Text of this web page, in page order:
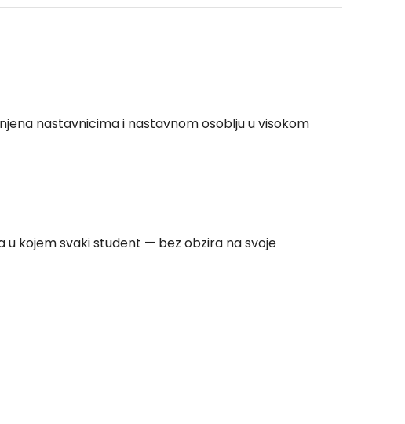
nastavnicima i nastavnom osoblju u visokom
kojem svaki student — bez obzira na svoje